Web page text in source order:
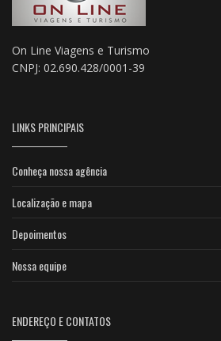
On Line Viagens e Turismo
CNPJ: 02.690.428/0001-39
LINKS PRINCIPAIS
Conheça nossa agência
Localização e mapa
Depoimentos
Nossa equipe
ENDEREÇO E CONTATOS